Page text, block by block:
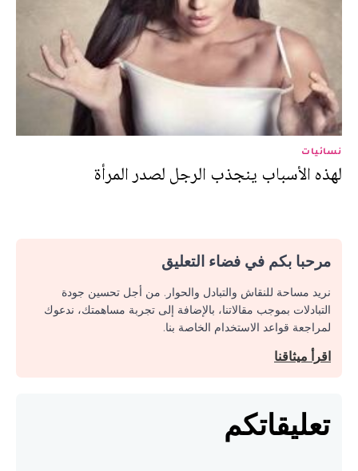
نسائيات
لهذه الأسباب ينجذب الرجل لصدر المرأة
مرحبا بكم في فضاء التعليق
نريد مساحة للنقاش والتبادل والحوار. من أجل تحسين جودة
التبادلات بموجب مقالاتنا، بالإضافة إلى تجربة مساهمتك، ندعوك
لمراجعة قواعد الاستخدام الخاصة بنا.
اقرأ ميثاقنا
تعليقاتكم